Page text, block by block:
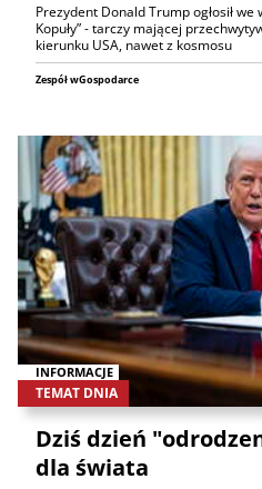
Prezydent Donald Trump ogłosił we
Kopuły” - tarczy mającej
kierunku USA, nawet z kosmosu
Zespół wGospodarce
INFORMACJE
TEMAT DNIA
Dziś dzień
dla świata